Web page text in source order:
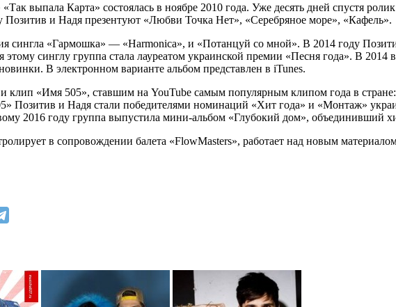
выпала Карта» состоялась в ноябре 2010 года. Уже десять дней спустя
и Надя презентуют «Любви Точка Нет», «Серебряное море», «Кафель».
сингла «Гармошка» — «Harmonica», и «Потанцуй со мной». В 2014 году
этому синглу группа стала лауреатом украинской премии «Песня года». В
В электронном варианте альбом представлен в iTunes.
клип «Имя 505», ставшим на YouTube самым популярным клипом года в
Позитив и Надя стали победителями номинаций «Хит года» и «Монтаж»
2016 году группа выпустила мини-альбом «Глубокий дом», объединивший
в сопровождении балета «FlowMasters», работает над новым